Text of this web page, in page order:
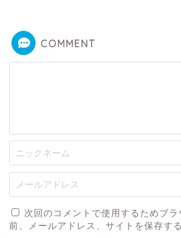
COMMENT
次回のコメントで使用するためブラ
前、メールアドレス、サイトを保存する